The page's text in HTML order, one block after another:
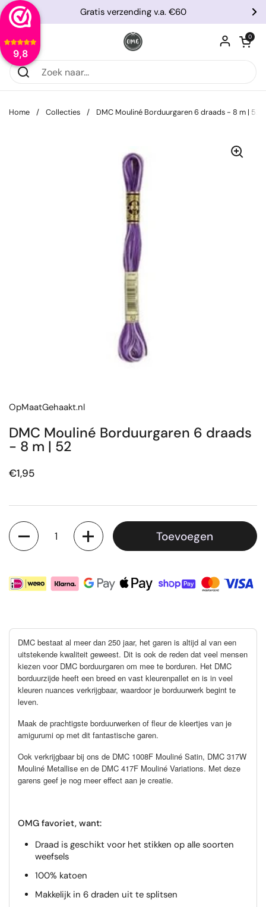
9,8
Ga naar content
Vorige
Gratis verzending v.a. €60
Menu openen
0
Home / Collecties / DMC Mouliné Borduurgaren 6 draads - 8 m | 52
OpMaatGehaakt.nl
DMC Mouliné Borduurgaren 6 draads
- 8 m | 52
Prijs:
€1,95
Aantal
Toevoegen
DMC bestaat al meer dan 250 jaar, het garen is altijd al van een
uitstekende kwaliteit geweest. Dit is ook de reden dat veel mensen
kiezen voor DMC borduurgaren om mee te borduren. Het DMC
borduurzijde heeft een breed en vast kleurenpallet en is in veel
kleuren nuances verkrijgbaar, waardoor je borduurwerk begint te
leven.
Maak de prachtigste borduurwerken of fleur de kleertjes van je
amigurumi op met dit fantastische garen.
Ook verkrijgbaar bij ons de DMC 1008F Mouliné Satin, DMC 317W
Mouliné Metallise en de DMC 417F Mouliné Variations. Met deze
garens geef je nog meer effect aan je creatie.
OMG favoriet, want:
Draad is geschikt voor het stikken op alle soorten
weefsels
100% katoen
Makkelijk in 6 draden uit te splitsen